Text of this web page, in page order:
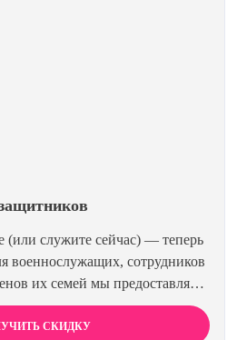
(или служите сейчас) — теперь
военнослужащих, сотрудников
их семей мы предоставляем
лечения и кодирования.
к вашему статусу
СКИДКУ